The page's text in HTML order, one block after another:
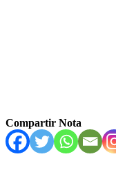
Compartir Nota